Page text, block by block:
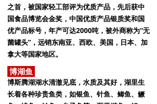
之首，被国家轻工部评为优质产品，先后获中
国食品博览会金奖，中国优质产品银质奖和国
优产品标号，年产可达2000吨，被外商称为“无
菌罐头”，远销东南亚、西欧、美国，日本、加
拿大等国家地区。
博湖鱼
博斯腾湖湖水清澈见底，水质及其好，湖里生
长着各种珍贵鱼类，如银鱼、针鱼、鲫鱼、鳜